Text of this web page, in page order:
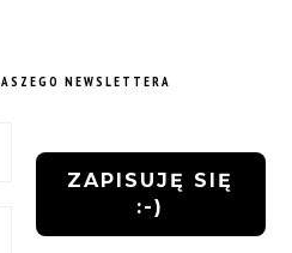
NEWSLETTERA